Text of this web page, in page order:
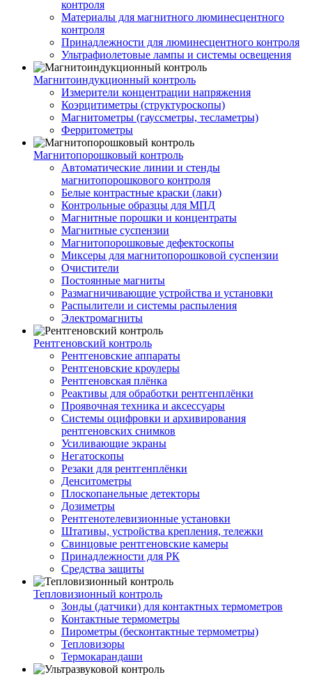
контроля
Материалы для магнитного люминесцентного
контроля
Принадлежности для люминесцентного контроля
Ультрафиолетовые лампы и системы освещения
Магнитоиндукционный контроль
Измерители концентрации напряжения
Коэрцитиметры (структуроскопы)
Магнитометры (гауссметры, тесламетры)
Ферритометры
Магнитопорошковый контроль
Автоматические линии и стенды
магнитопорошкового контроля
Белые контрастные краски (лаки)
Контрольные образцы для МПД
Магнитные порошки и концентраты
Магнитные суспензии
Магнитопорошковые дефектоскопы
Миксеры для магнитопорошковой суспензии
Очистители
Постоянные магниты
Размагничивающие устройства и установки
Распылители и системы распыления
Электромагниты
Рентгеновский контроль
Рентгеновские аппараты
Рентгеновские кроулеры
Рентгеновская плёнка
Реактивы для обработки рентгенплёнки
Проявочная техника и аксессуары
Системы оцифровки и архивирования
рентгеновских снимков
Усиливающие экраны
Негатоскопы
Резаки для рентгенплёнки
Денситометры
Плоскопанельные детекторы
Дозиметры
Рентгенотелевизионные установки
Штативы, устройства крепления, тележки
Свинцовые рентгеновские камеры
Принадлежности для РК
Средства защиты
Тепловизионный контроль
Зонды (датчики) для контактных термометров
Контактные термометры
Пирометры (бесконтактные термометры)
Тепловизоры
Термокарандаши